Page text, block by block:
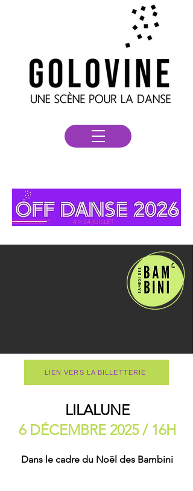
LIEN VERS LA BILLETTERIE
LILALUNE
6 DÉCEMBRE 2025 / 16H
Dans le cadre du Noël des Bambini